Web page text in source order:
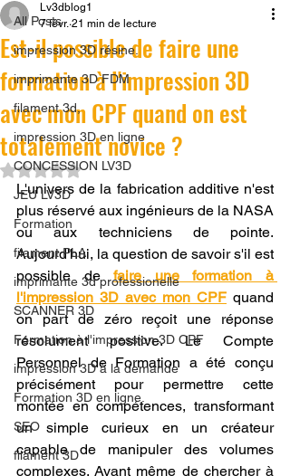
All Posts
impression 3D résine.
imprimante 3D FDM
filament 3d,
impression 3D en ligne
CONCESSION LV3D
JEU LV3D
Formation
filament PLA
imprimante 3d professionelle
SCANNER 3D
Formation à l'impression 3D CPF
impression 3D à la demande
Formation 3D en ligne.
SEO
filament 3D
Est-il possible de faire une
formation à l'impression 3D
avec mon CPF quand on est
totalement novice ?
Lv3dblog1
7 févr. 21 min de lecture
Noté NaN étoiles sur 5.
L'univers de la fabrication additive n'est
plus réservé aux ingénieurs de la NASA
ou aux techniciens de pointe.
Aujourd'hui, la question de savoir s'il est
possible de faire une formation à
l'impression 3D avec mon CPF quand
on part de zéro reçoit une réponse
résolument positive. Le Compte
Personnel de Formation a été conçu
précisément pour permettre cette
montée en compétences, transformant
un simple curieux en un créateur
capable de manipuler des volumes